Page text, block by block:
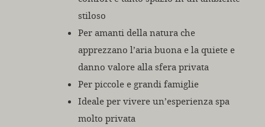
stiloso
Per amanti della natura che
apprezzano l’aria buona e la quiete e
danno valore alla sfera privata
Per piccole e grandi famiglie
Ideale per vivere un’esperienza spa
molto privata